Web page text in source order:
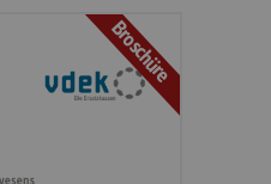
Broschüre